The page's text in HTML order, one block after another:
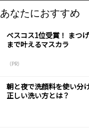
あなたにおすすめ
ベスコス1位受賞！ まつ
まで叶えるマスカラ
（PR）
朝と夜で洗顔料を使い分
正しい洗い方とは？